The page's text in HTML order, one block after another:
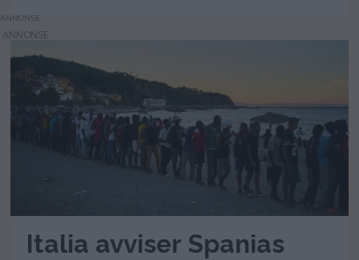
ANNONSE
Italia avviser Spanias